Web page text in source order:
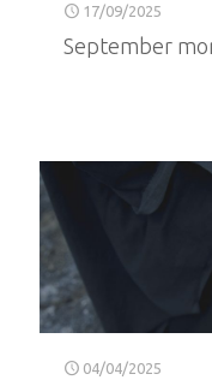
17/09/2025
September
04/04/2025